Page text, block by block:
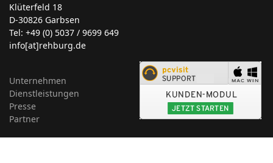
Klüterfeld 18
D-30826 Garbsen
Tel: +49 (0) 5037 / 9699 649
info[at]rehburg.de
Unternehmen
Dienstleistungen
Presse
Partner